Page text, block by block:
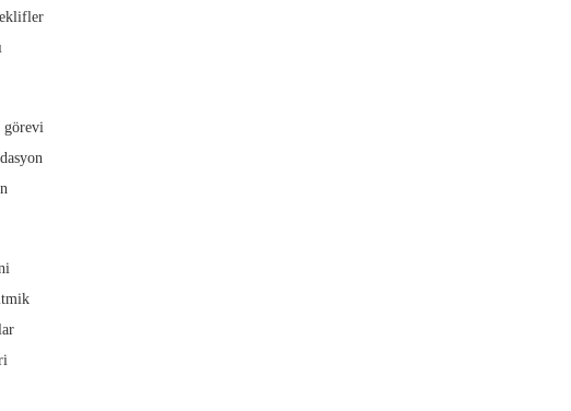
görevi